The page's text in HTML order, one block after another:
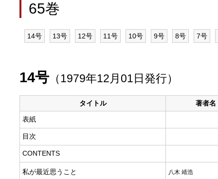
65巻
14号 13号 12号 11号 10号 9号 8号 7号
14号 （1979年12月01日発行）
タイトル 著者名
表紙
目次
CONTENTS
私が最近思うこと 八木 靖浩